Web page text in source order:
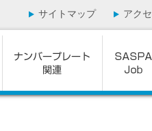
サイトマップ アク